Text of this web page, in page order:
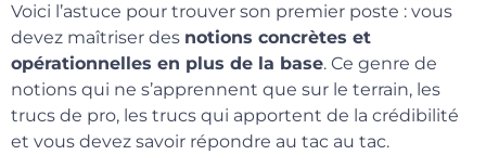
Voici l’astuce pour trouver son premier poste : vous
devez maîtriser des notions concrètes et
opérationnelles en plus de la base. Ce genre de
notions qui ne s’apprennent que sur le terrain, les
trucs de pro, les trucs qui apportent de la crédibilité
et vous devez savoir répondre au tac au tac.